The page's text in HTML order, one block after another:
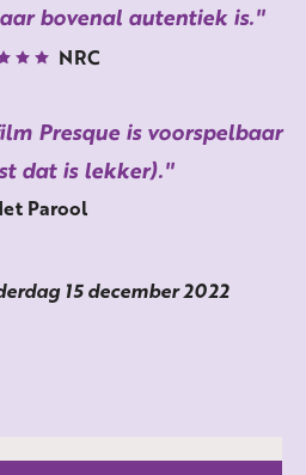
bovenal autentiek is.
NRC
Presque is voorspelbaar
dat is lekker).
Parool
15 december 2022